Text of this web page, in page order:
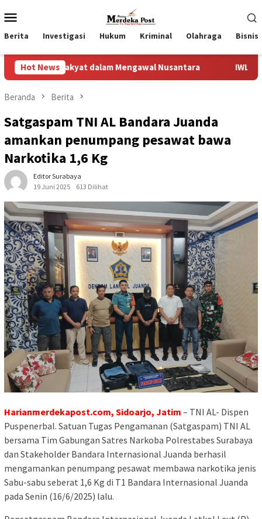
ke
kontenMobile
Berita Investigasi Hukum Kriminal Olahraga Bisnis
Hot News
dalam Mengawal Nusantara IWL Bersurat Ke DPRD
Beranda Berita
Satgaspam TNI AL Bandara Juanda
amankan penumpang pesawat bawa
Narkotika 1,6 Kg ‎
Editor Surabaya
19 Juni 2025
613 Dilihat
Harianmerdekapost.com, Sidoarjo, Jatim – ‎TNI AL- Dispen
Puspenerbal.‎ Satuan Tugas Pengamanan (Satgaspam) TNI AL
bersama Tim Gabungan Satres Narkoba Polrestabes Surabaya
dan Stakeholder Bandara Internasional Juanda berhasil
mengamankan penumpang pesawat membawa narkotika jenis
Sabu-sabu seberat 1,6 Kg di T1 Bandara Internasional Juanda
pada Senin (16/6/2025) lalu.